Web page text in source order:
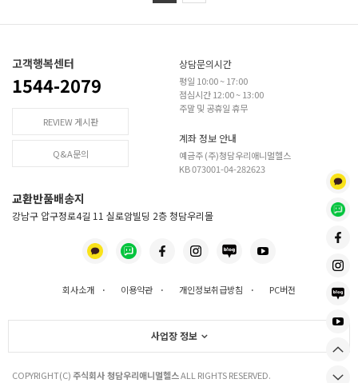
고객행복센터
1544-2079
REVIEW 게시판
Q&A문의
상담문의시간
평일 10:00 ~ 17:00
점심시간 12:00 ~ 13:00
주말 및 공휴일 휴무
계좌 정보 안내
예금주 (주)청담우리애니멀헬스
KB 073001-04-282623
교환반품배송지
강남구 압구정로4길 11 실로암빌딩 2층 청담우리몰
회사소개 · 이용약관 · 개인정보취급방침 · PC버전
사업장 정보
COPYRIGHT(C)주식회사 청담우리애니멀헬스ALL RIGHTS RESERVED.